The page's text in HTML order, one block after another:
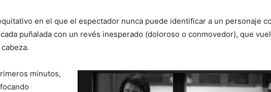
en el que el espectador nunca puede identificar a un personaje
puñalada con un revés inesperado (doloroso o conmovedor), que
minutos,